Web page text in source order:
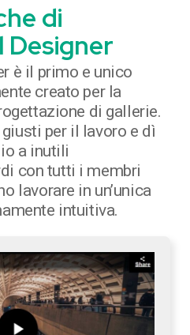
di
Designer
è il primo e unico
creato per la
di gallerie.
per il lavoro e dì
a inutili
con tutti i membri
lavorare in un’unica
intuitiva.